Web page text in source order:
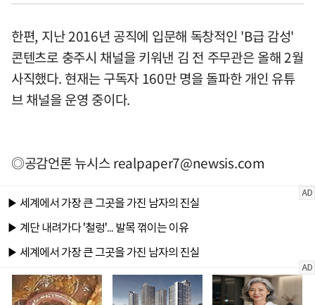
한편, 지난 2016년 공직에 입문해 독창적인 'B급 감성'
콘텐츠로 충주시 채널을 키워낸 김 전 주무관은 올해 2월
사직했다. 현재는 구독자 160만 명을 돌파한 개인 유튜
브 채널을 운영 중이다.
◎공감언론 뉴시스realpaper7@newsis.com